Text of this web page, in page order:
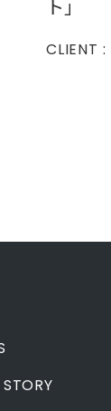
ト」
CLIENT :